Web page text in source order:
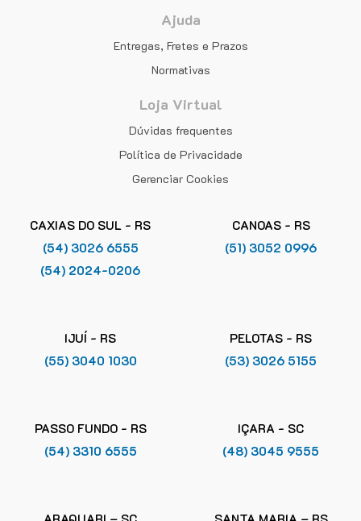
Ajuda
Entregas, Fretes e Prazos
Normativas
Loja Virtual
Dúvidas frequentes
Política de Privacidade
Gerenciar Cookies
CAXIAS DO SUL - RS
(54) 3026 6555
(54) 2024-0206
CANOAS - RS
(51) 3052 0996
IJUÍ - RS
(55) 3040 1030
PELOTAS - RS
(53) 3026 5155
PASSO FUNDO - RS
(54) 3310 6555
IÇARA - SC
(48) 3045 9555